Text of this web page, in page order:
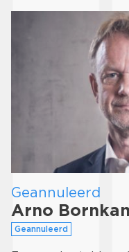
Geannuleerd
Arno
Geannuleerd